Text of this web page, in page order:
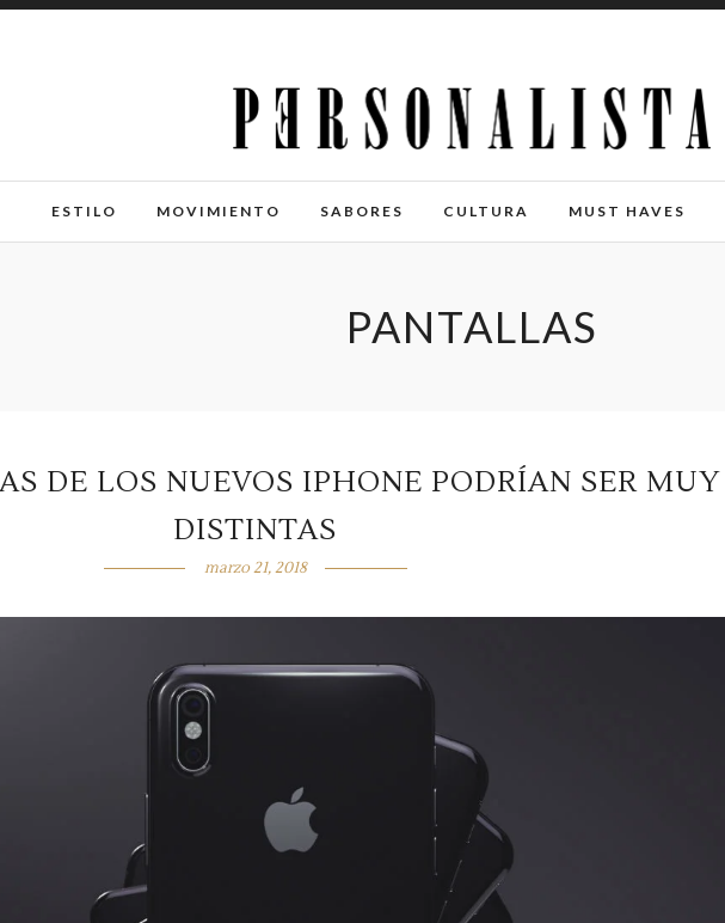
ESTILO MOVIMIENTO SABORES CULTURA MUST HAVES
PANTALLAS
DE LOS NUEVOS IPHONE PODRÍAN SER MUY
DISTINTAS
marzo 21, 2018